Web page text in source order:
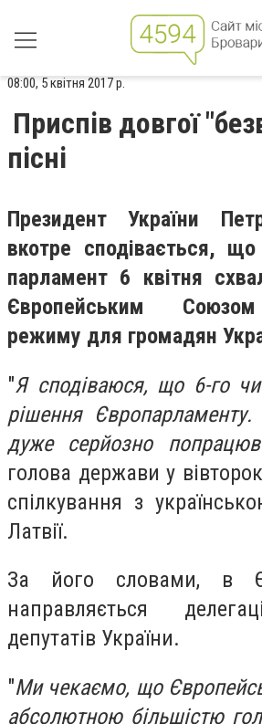
08:00, 5 квітня 2017 р.
Приспів довгої
пісні
Президент України
вкотре сподівається,
парламент 6 квітня
Європейським Союзом
режиму для громадян
"Я сподіваюся, що 6-го
рішення
дуже серйозно
голова держави у
спілкування з
Латвії.
За його словами, в
направляється
депутатів України.
"Ми чекаємо, що
абсолютною більшістю